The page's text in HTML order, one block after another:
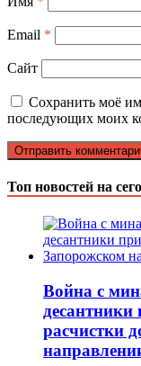
Email *
Сайт
Сохранить моё
последующих моих
Топ новостей на
Война с
расчистки